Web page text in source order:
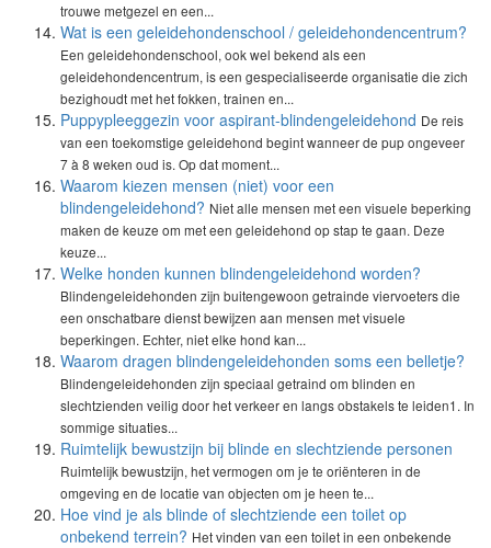
trouwe metgezel en een...
Wat is een geleidehondenschool / geleidehondencentrum?
Een geleidehondenschool, ook wel bekend als een
geleidehondencentrum, is een gespecialiseerde organisatie die zich
bezighoudt met het fokken, trainen en...
Puppypleeggezin voor aspirant-blindengeleidehond De reis
van een toekomstige geleidehond begint wanneer de pup ongeveer
7 à 8 weken oud is. Op dat moment...
Waarom kiezen mensen (niet) voor een
blindengeleidehond? Niet alle mensen met een visuele beperking
maken de keuze om met een geleidehond op stap te gaan. Deze
keuze...
Welke honden kunnen blindengeleidehond worden?
Blindengeleidehonden zijn buitengewoon getrainde viervoeters die
een onschatbare dienst bewijzen aan mensen met visuele
beperkingen. Echter, niet elke hond kan...
Waarom dragen blindengeleidehonden soms een belletje?
Blindengeleidehonden zijn speciaal getraind om blinden en
slechtzienden veilig door het verkeer en langs obstakels te leiden1. In
sommige situaties...
Ruimtelijk bewustzijn bij blinde en slechtziende personen
Ruimtelijk bewustzijn, het vermogen om je te oriënteren in de
omgeving en de locatie van objecten om je heen te...
Hoe vind je als blinde of slechtziende een toilet op
onbekend terrein? Het vinden van een toilet in een onbekende